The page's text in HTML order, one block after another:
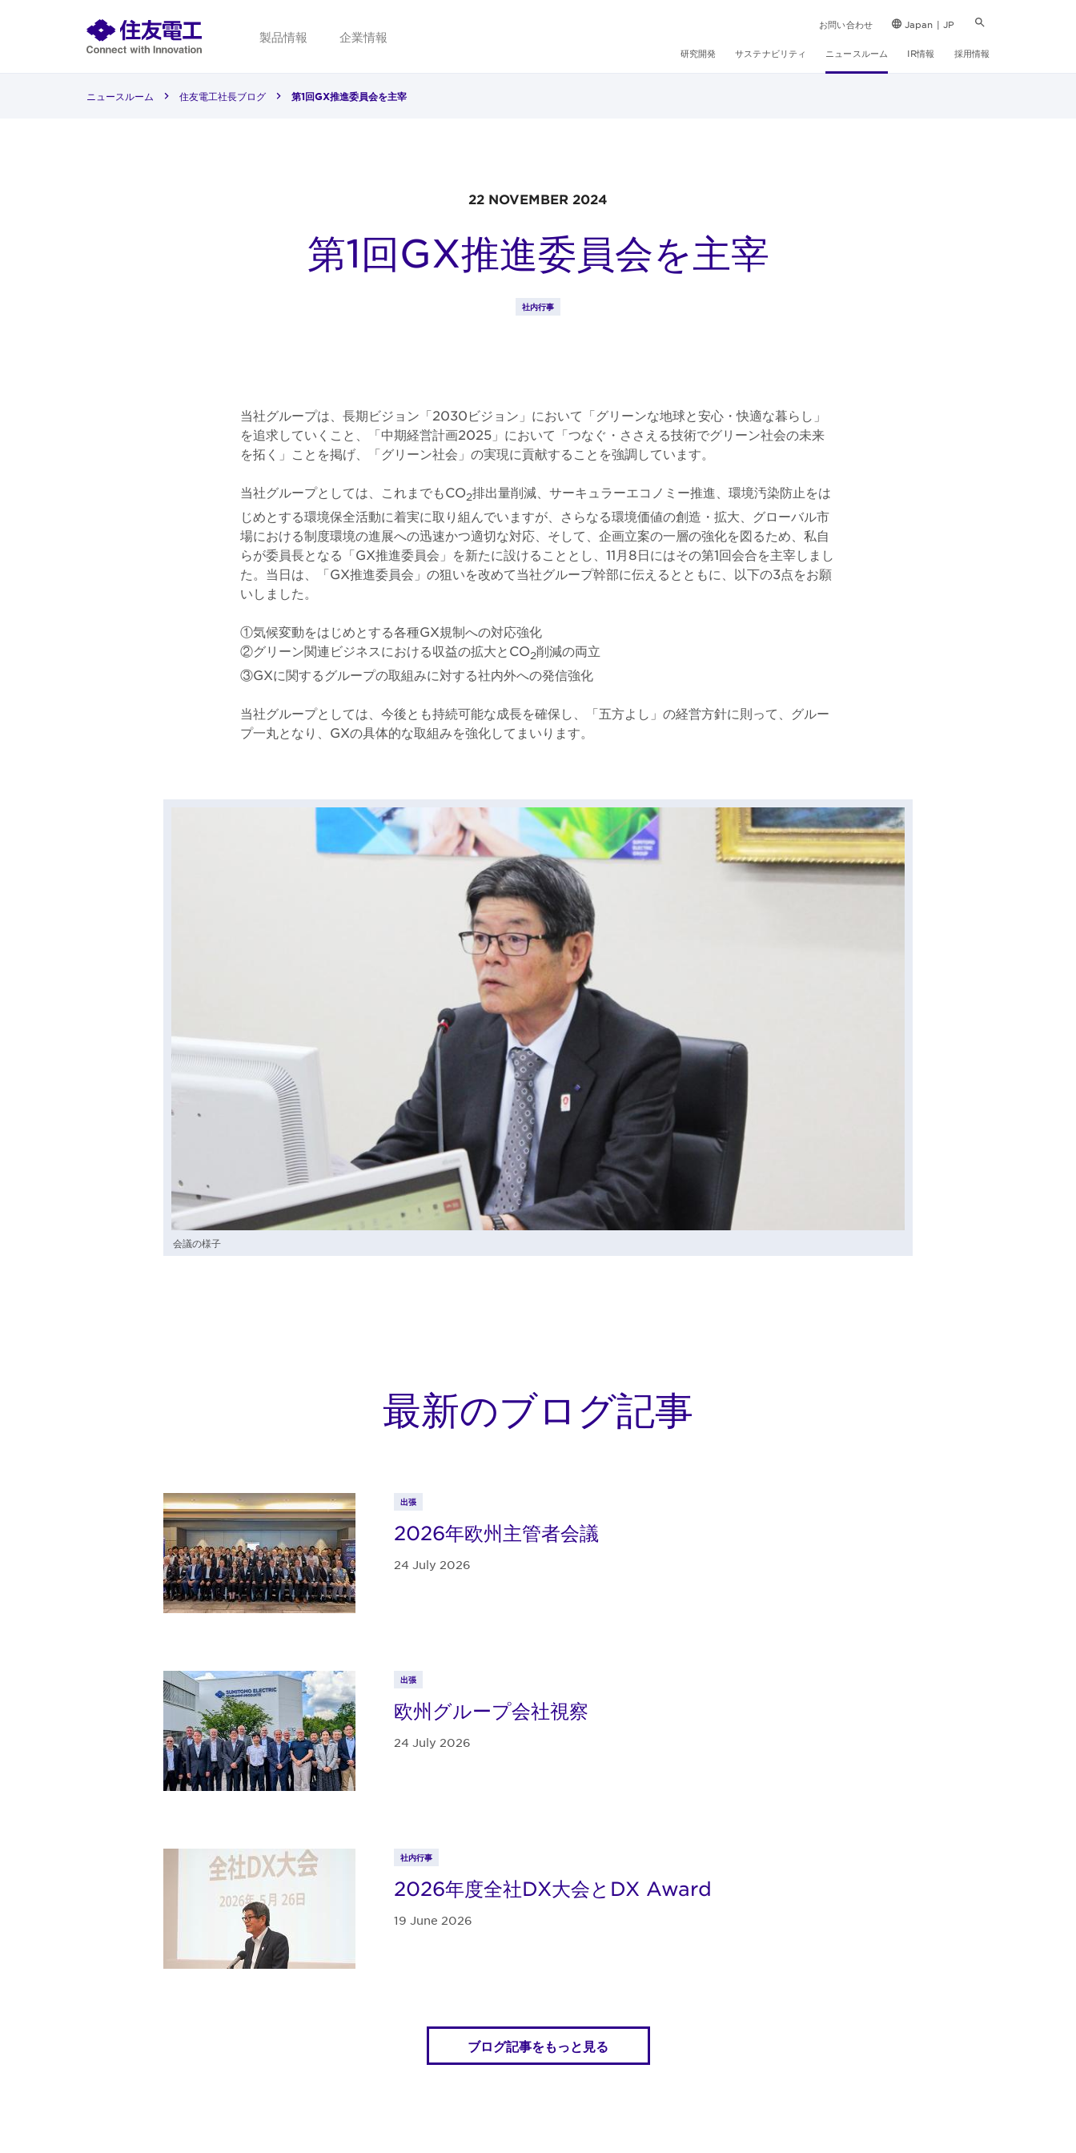
製品情報 企業情報
お問い合わせ Japan | JP
研究開発 サステナビリティ ニュースルーム IR情報 採用情報
ニュースルーム 住友電工社長ブログ 第1回GX推進委員会を主宰
22 NOVEMBER 2024
第1回GX推進委員会を主宰
社内行事
当社グループは、長期ビジョン「2030ビジョン」において「グリーンな地球と安心・快適な暮らし」
を追求していくこと、「中期経営計画2025」において「つなぐ・ささえる技術でグリーン社会の未来
を拓く」ことを掲げ、「グリーン社会」の実現に貢献することを強調しています。
当社グループとしては、これまでもCO2排出量削減、サーキュラーエコノミー推進、環境汚染防止をは
じめとする環境保全活動に着実に取り組んでいますが、さらなる環境価値の創造・拡大、グローバル市
場における制度環境の進展への迅速かつ適切な対応、そして、企画立案の一層の強化を図るため、私自
らが委員長となる「GX推進委員会」を新たに設けることとし、11月8日にはその第1回会合を主宰しまし
た。当日は、「GX推進委員会」の狙いを改めて当社グループ幹部に伝えるとともに、以下の3点をお願
いしました。
①気候変動をはじめとする各種GX規制への対応強化
②グリーン関連ビジネスにおける収益の拡大とCO2削減の両立
③GXに関するグループの取組みに対する社内外への発信強化
当社グループとしては、今後とも持続可能な成長を確保し、「五方よし」の経営方針に則って、グルー
プ一丸となり、GXの具体的な取組みを強化してまいります。
会議の様子
最新のブログ記事
出張
2026年欧州主管者会議
24 July 2026
出張
欧州グループ会社視察
24 July 2026
社内行事
2026年度全社DX大会とDX Award
19 June 2026
ブログ記事をもっと見る